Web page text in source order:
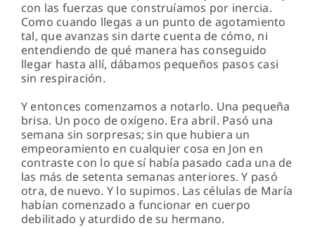
con las fuerzas que construíamos por inercia.
Como cuando llegas a un punto de agotamiento
tal, que avanzas sin darte cuenta de cómo, ni
entendiendo de qué manera has conseguido
llegar hasta allí, dábamos pequeños pasos casi
sin respiración.
Y entonces comenzamos a notarlo. Una pequeña
brisa. Un poco de oxígeno. Era abril. Pasó una
semana sin sorpresas; sin que hubiera un
empeoramiento en cualquier cosa en Jon en
contraste con lo que sí había pasado cada una de
las más de setenta semanas anteriores. Y pasó
otra, de nuevo. Y lo supimos. Las células de María
habían comenzado a funcionar en cuerpo
debilitado y aturdido de su hermano.